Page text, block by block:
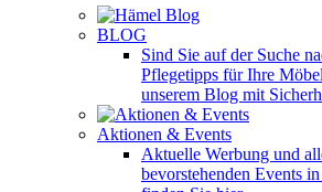
BLOG
Sind Sie auf der Suche
Pflegetipps für Ihre
unserem Blog mit
Aktionen & Events
Aktuelle Werbung und
bevorstehenden Events